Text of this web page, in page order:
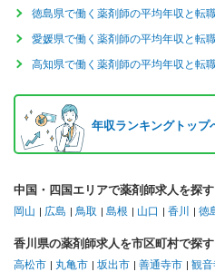
徳島県で働く薬剤師の平均年収と転
愛媛県で働く薬剤師の平均年収と転
高知県で働く薬剤師の平均年収と転
年収ランキングトップ
中国・四国エリアで薬剤師求人を探す
岡山 広島 鳥取 島根 山口 香川 徳
香川県の薬剤師求人を市区町村で探す
高松市 丸亀市 坂出市 善通寺市 観